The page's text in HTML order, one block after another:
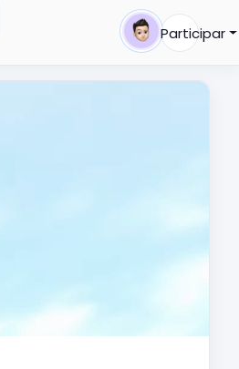
Participar